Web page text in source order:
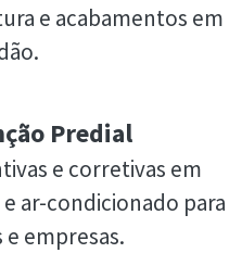
e acabamentos em
Predial
e corretivas em
ar-condicionado para
empresas.